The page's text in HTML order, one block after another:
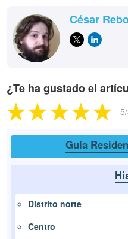
César
¿Te ha gustado el
5
Guía
Distrito norte
Centro